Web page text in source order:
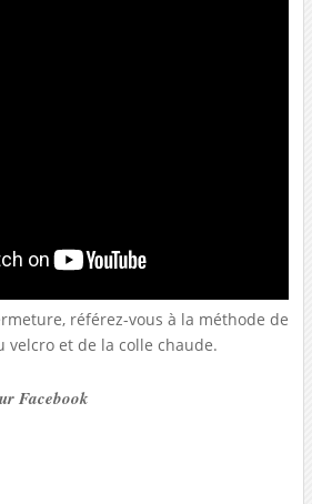
référez-vous à la méthode de
velcro et de la colle chaude.
Facebook